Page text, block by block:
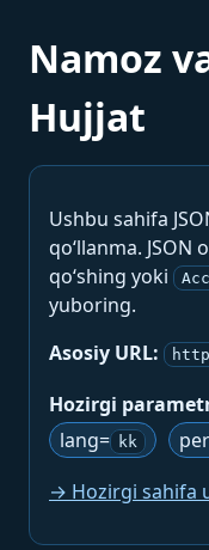
Namoz
Hujjat
Ushbu sahifa
qo‘llanma. JSON
qo‘shing yoki
yuboring.
Asosiy URL:
Hozirgi
lang= kk
→ Hozirgi sahifa